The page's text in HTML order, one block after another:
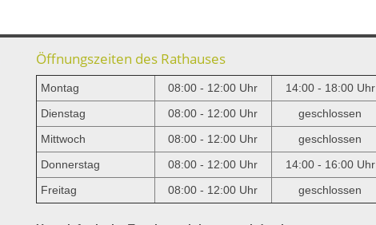
Öffnungszeiten des Rathauses
Montag 08:00 - 12:00 Uhr
14:00 - 18:00 Uhr
Dienstag
08:00 - 12:00 Uhr
geschlossen
Mittwoch
08:00 - 12:00 Uhr
geschlossen
Donnerstag
08:00 - 12:00 Uhr
14:00 - 16:00 Uhr
Freitag
08:00 - 12:00 Uhr geschlossen